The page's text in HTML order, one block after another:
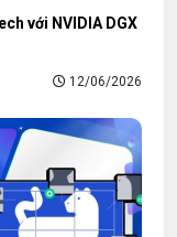
với NVIDIA DGX
12/06/2026